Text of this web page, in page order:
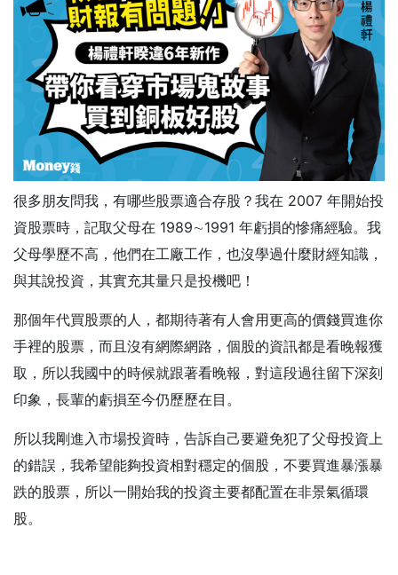
很多朋友問我，有哪些股票適合存股？我在 2007 年開始投
資股票時，記取父母在 1989∼1991 年虧損的慘痛經驗。我
父母學歷不高，他們在工廠工作，也沒學過什麼財經知識，
與其說投資，其實充其量只是投機吧！
那個年代買股票的人，都期待著有人會用更高的價錢買進你
手裡的股票，而且沒有網際網路，個股的資訊都是看晚報獲
取，所以我國中的時候就跟著看晚報，對這段過往留下深刻
印象，長輩的虧損至今仍歷歷在目。
所以我剛進入市場投資時，告訴自己要避免犯了父母投資上
的錯誤，我希望能夠投資相對穩定的個股，不要買進暴漲暴
跌的股票，所以一開始我的投資主要都配置在非景氣循環
股。